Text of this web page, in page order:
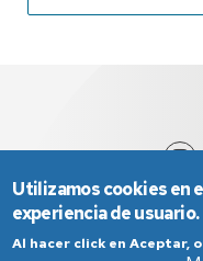
Utilizamos cookies en
experiencia de usuario.
Al hacer click en Aceptar,